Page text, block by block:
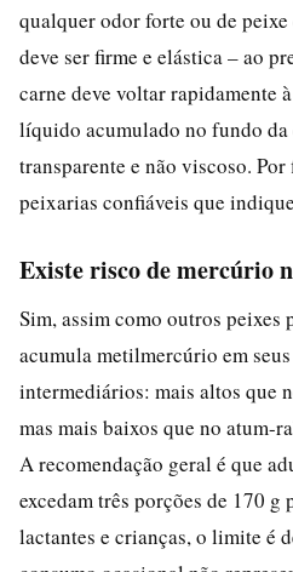
qualquer odor forte ou de
deve ser firme e elástica – ao
carne deve voltar rapidamente
líquido acumulado no fundo da
transparente e não viscoso.
peixarias confiáveis que
Existe risco de mercúrio
Sim, assim como outros peixes
acumula metilmercúrio em
intermediários: mais altos que
mas mais baixos que no atum-
A recomendação geral é que
excedam três porções de 170 g
lactantes e crianças, o limite é